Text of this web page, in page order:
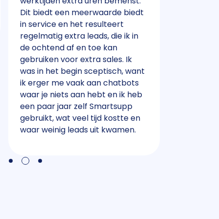
Dit biedt een meerwaarde biedt
in service en het resulteert
regelmatig extra leads, die ik in
de ochtend af en toe kan
gebruiken voor extra sales. Ik
was in het begin sceptisch, want
ik erger me vaak aan chatbots
waar je niets aan hebt en ik heb
een paar jaar zelf Smartsupp
gebruikt, wat veel tijd kostte en
waar weinig leads uit kwamen.
4 5 6